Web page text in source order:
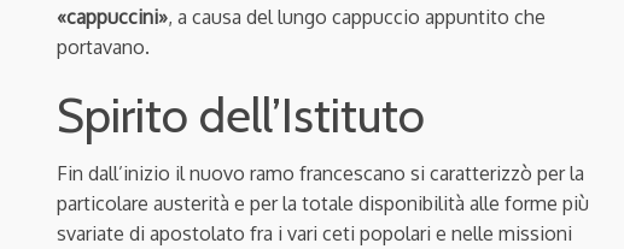
«cappuccini», a causa del lungo cappuccio appuntito che
portavano.
Spirito dell’Istituto
Fin dall’inizio il nuovo ramo francescano si caratterizzò per la
particolare austerità e per la totale disponibilità alle forme più
svariate di apostolato fra i vari ceti popolari e nelle missioni